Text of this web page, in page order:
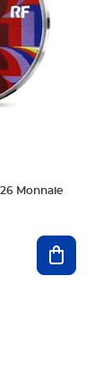
Monnaie